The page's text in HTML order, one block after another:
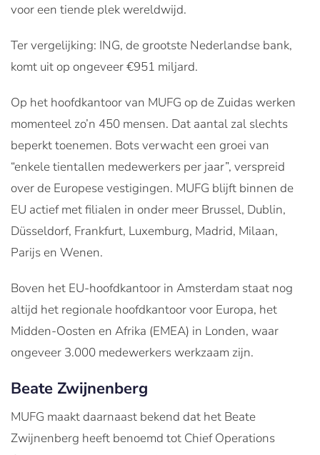
voor een tiende plek wereldwijd.
Ter vergelijking: ING, de grootste Nederlandse bank,
komt uit op ongeveer €951 miljard.
Op het hoofdkantoor van MUFG op de Zuidas werken
momenteel zo’n 450 mensen. Dat aantal zal slechts
beperkt toenemen. Bots verwacht een groei van
“enkele tientallen medewerkers per jaar”, verspreid
over de Europese vestigingen. MUFG blijft binnen de
EU actief met filialen in onder meer Brussel, Dublin,
Düsseldorf, Frankfurt, Luxemburg, Madrid, Milaan,
Parijs en Wenen.
Boven het EU-hoofdkantoor in Amsterdam staat nog
altijd het regionale hoofdkantoor voor Europa, het
Midden-Oosten en Afrika (EMEA) in Londen, waar
ongeveer 3.000 medewerkers werkzaam zijn.
Beate Zwijnenberg
MUFG maakt daarnaast bekend dat het Beate
Zwijnenberg heeft benoemd tot Chief Operations